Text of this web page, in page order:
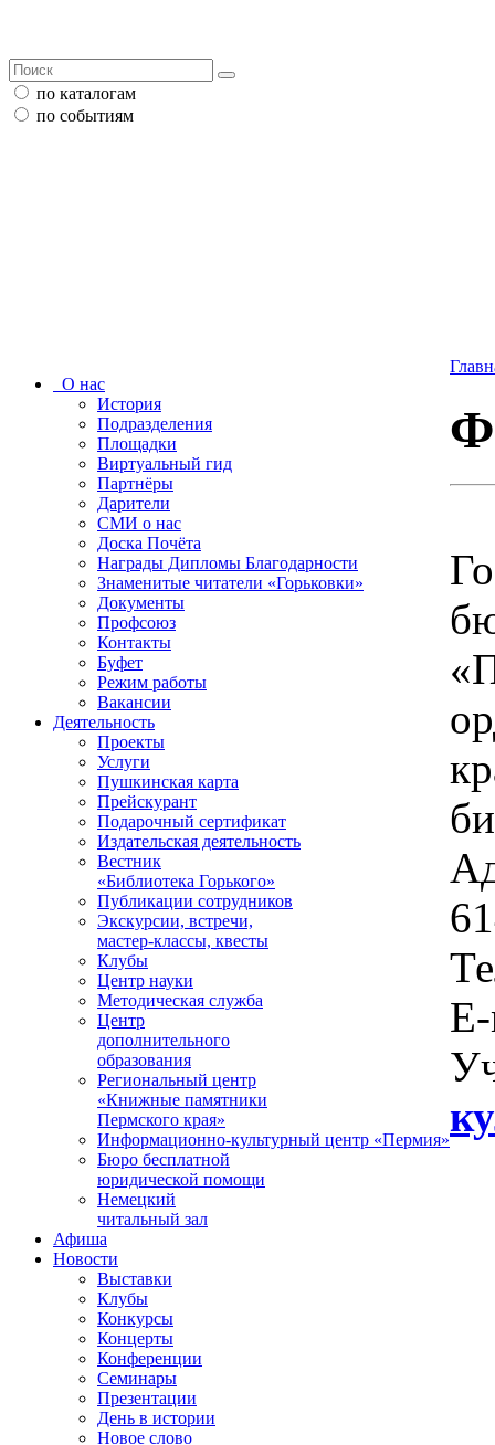
по каталогам
по событиям
О нас
История
Подразделения
Площадки
Виртуальный гид
Партнёры
Дарители
СМИ о нас
Доска Почёта
Награды Дипломы Благодарности
Знаменитые читатели «Горьковки»
Документы
Профсоюз
Контакты
Буфет
Режим работы
Вакансии
Деятельность
Проекты
Услуги
Пушкинская карта
Прейскурант
Подарочный сертификат
Издательская деятельность
Вестник
«Библиотека Горького»
Публикации сотрудников
Экскурсии, встречи,
мастер-классы, квесты
Клубы
Центр науки
Методическая служба
Центр
дополнительного
образования
Региональный центр
«Книжные памятники
Пермского края»
Информационно-культурный центр «Пермия»
Бюро бесплатной
юридической помощи
Немецкий
читальный зал
Афиша
Новости
Выставки
Клубы
Конкурсы
Концерты
Конференции
Семинары
Презентации
День в истории
Новое слово